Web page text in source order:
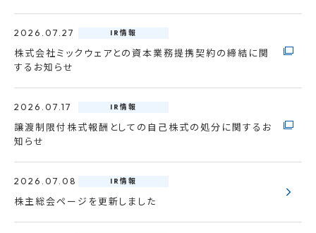
2026.07.27 IR情報
株式会社ミックウェアとの資本業務提携契約の締結に関
するお知らせ
2026.07.17 IR情報
譲渡制限付株式報酬としての自己株式の処分に関するお
知らせ
2026.07.08 IR情報
株主総会ページを更新しました